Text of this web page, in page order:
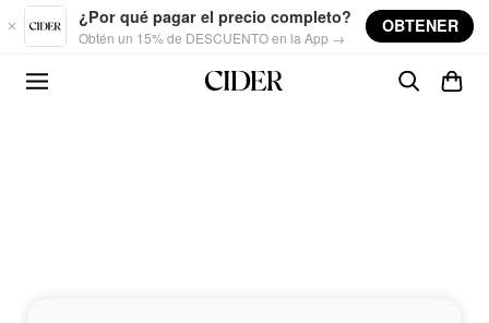
Skip to main content
¿Por qué pagar el precio completo?
Obtén un 15% de DESCUENTO en la App →
OBTENER